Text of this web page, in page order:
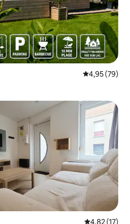
Gemiddelde
4,95 (79)
Gemiddelde
4,82 (17)